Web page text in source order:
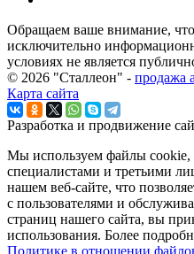
Обращаем ваше внимание,
исключительно
условиях не является
© 2026 "Сталлеон" - продажа
Карта сайта
Разработка и продвижение
Мы используем файлы cookie,
специалистами и третьими
нашем веб-сайте, что
с пользователями и
страниц нашего сайта, вы
использования. Более
Политике в отношении